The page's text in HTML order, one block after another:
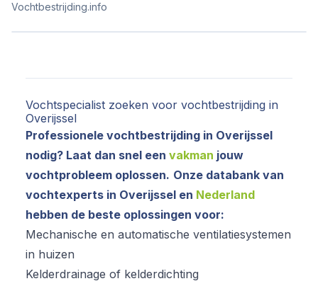
Vochtbestrijding.info
Vochtspecialist zoeken voor vochtbestrijding in
Overijssel
Professionele vochtbestrijding in Overijssel
nodig? Laat dan snel een vakman jouw
vochtprobleem oplossen. Onze databank van
vochtexperts in Overijssel en Nederland
hebben de beste oplossingen voor:
Mechanische en automatische ventilatiesystemen
in huizen
Kelderdrainage of kelderdichting